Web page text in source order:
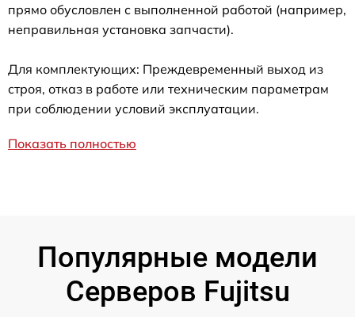
прямо обусловлен с выполненной работой (например,
неправильная установка запчасти).
Для комплектующих: Преждевременный выход из
строя, отказ в работе или техническим параметрам
при соблюдении условий эксплуатации.
Показать полностью
Популярные модели
Серверов Fujitsu